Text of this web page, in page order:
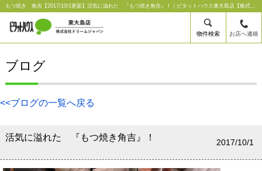
もつ焼き 角吉【2017/10/1更新】活気に溢れた 『もつ焼き角吉』！｜ピタットハウス東大島店【株式会社ドリームジャパン】
物件検索 お店へ連絡
ブログ
<<ブログの一覧へ戻る
活気に溢れた 『もつ焼き角吉』！ 2017/10/1